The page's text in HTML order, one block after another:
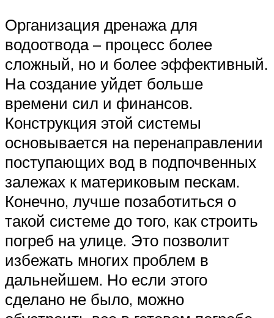
Организация дренажа для
водоотвода – процесс более
сложный, но и более эффективный.
На создание уйдет больше
времени сил и финансов.
Конструкция этой системы
основывается на перенаправлении
поступающих вод в подпочвенных
залежах к материковым пескам.
Конечно, лучше позаботиться о
такой системе до того, как строить
погреб на улице. Это позволит
избежать многих проблем в
дальнейшем. Но если этого
сделано не было, можно